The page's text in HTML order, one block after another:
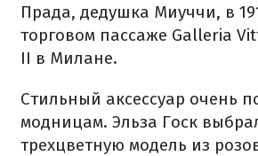
Прада, дедушка Миуччи, в
торговом пассаже Galleria
II в Милане.
Стильный аксессуар очень
модницам. Эльза Госк
трехцветную модель из